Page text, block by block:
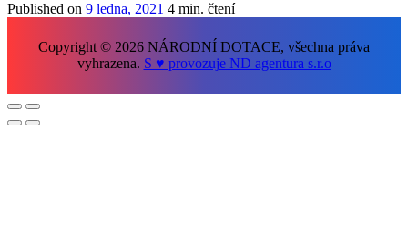
Published on 9 ledna, 2021 4 min. čtení
Copyright © 2026 NÁRODNÍ DOTACE, všechna práva
vyhrazena. S ♥ provozuje ND agentura s.r.o